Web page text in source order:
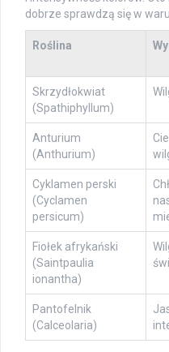
dobrze sprawdzą się w
Roślina
Skrzydłokwiat
(Spathiphyllum)
Anturium
(Anthurium)
Cyklamen perski
(Cyclamen
persicum)
Fiołek afrykański
(Saintpaulia
ionantha)
Pantofelnik
(Calceolaria)